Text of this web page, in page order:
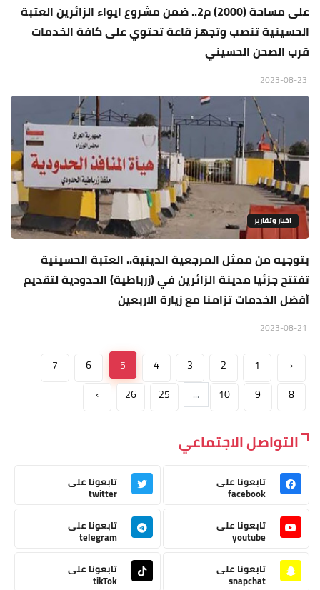
على مساحة (2000) م2.. ضمن مشروع ايواء الزائرين العتبة
الحسينية تنصب وتجهز قاعة تحتوي على كافة الخدمات
قرب الصحن الحسيني
اخبار وتقارير
بتوجيه من ممثل المرجعية الدينية.. العتبة الحسينية
تفتتح جزئيا مدينة الزائرين في (زرباطية) الحدودية لتقديم
أفضل الخدمات تزامنا مع زيارة الاربعين
‹
1
2
3
4
5
6
7
8
9
10
...
25
26
›
التواصل الاجتماعي
تابعونا على
facebook
تابعونا على
twitter
تابعونا على
youtube
تابعونا على
telegram
تابعونا على
snapchat
تابعونا على
tikTok